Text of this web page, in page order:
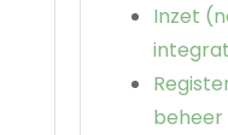
Inzet
beheer